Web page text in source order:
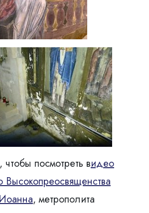
посмотреть видео
, метрополита